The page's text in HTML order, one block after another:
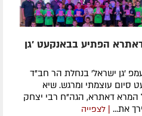
הפתיע בבאנקעט 'גן
'גן ישראל' בנחלת הר חב"ד
סיום עוצמתי ומרגש. שיא
המרא דאתרא, הגה"ח רבי יצחק
את...
| לצפייה